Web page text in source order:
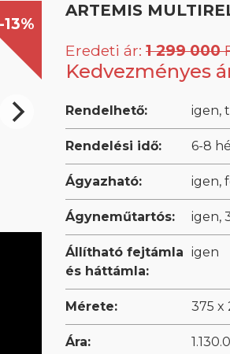
-13%
ARTEMIS
Eredeti ár: 1 299 000
Kedvezményes
Rendelhető: igen,
Rendelési idő: 6-8
Ágyazható: igen,
Ágyneműtartós: igen,
Állítható fejtámla
és háttámla:
igen
Mérete: 375 x
Ára: